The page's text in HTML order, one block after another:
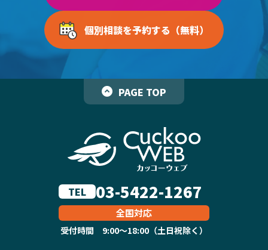
個別相談を予約する（無料）
PAGE TOP
TEL 03-5422-1267
全国対応
受付時間 9:00～18:00（土日祝除く）